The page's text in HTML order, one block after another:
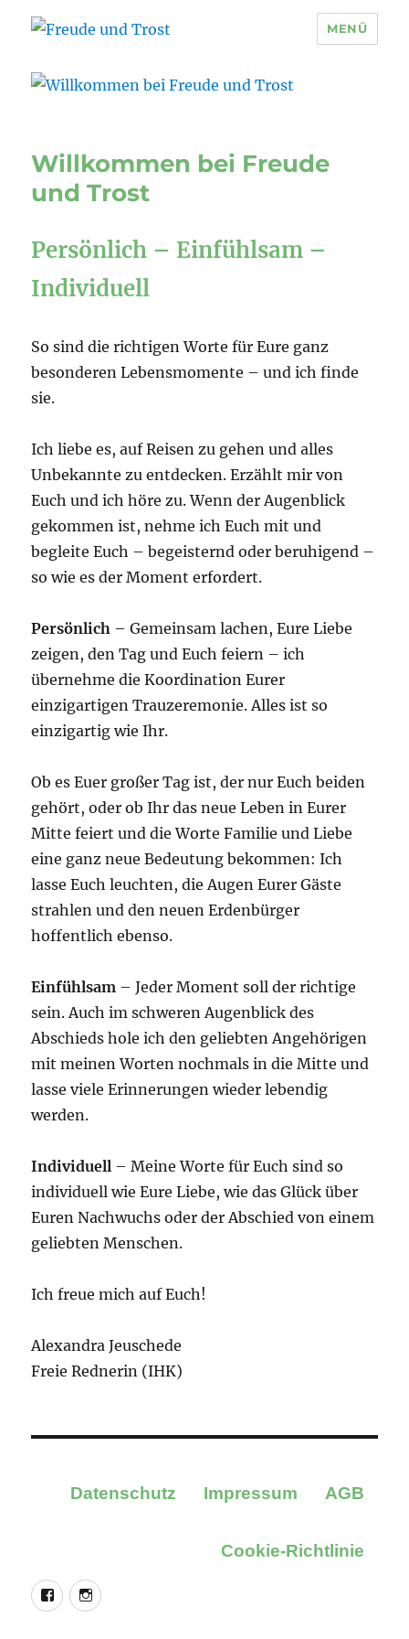
Freude und Trost
MENÜ
Willkommen bei Freude
und Trost
Persönlich – Einfühlsam –
Individuell
So sind die richtigen Worte für Eure ganz
besonderen Lebensmomente – und ich finde
sie.
Ich liebe es, auf Reisen zu gehen und alles
Unbekannte zu entdecken. Erzählt mir von
Euch und ich höre zu. Wenn der Augenblick
gekommen ist, nehme ich Euch mit und
begleite Euch – begeisternd oder beruhigend –
so wie es der Moment erfordert.
Persönlich – Gemeinsam lachen, Eure Liebe
zeigen, den Tag und Euch feiern – ich
übernehme die Koordination Eurer
einzigartigen Trauzeremonie. Alles ist so
einzigartig wie Ihr.
Ob es Euer großer Tag ist, der nur Euch beiden
gehört, oder ob Ihr das neue Leben in Eurer
Mitte feiert und die Worte Familie und Liebe
eine ganz neue Bedeutung bekommen: Ich
lasse Euch leuchten, die Augen Eurer Gäste
strahlen und den neuen Erdenbürger
hoffentlich ebenso.
Einfühlsam – Jeder Moment soll der richtige
sein. Auch im schweren Augenblick des
Abschieds hole ich den geliebten Angehörigen
mit meinen Worten nochmals in die Mitte und
lasse viele Erinnerungen wieder lebendig
werden.
Individuell – Meine Worte für Euch sind so
individuell wie Eure Liebe, wie das Glück über
Euren Nachwuchs oder der Abschied von einem
geliebten Menschen.
Ich freue mich auf Euch!
Alexandra Jeuschede
Freie Rednerin (IHK)
AGB
Impressum
Datenschutz
Cookie-Richtlinie
FacebookInstagram